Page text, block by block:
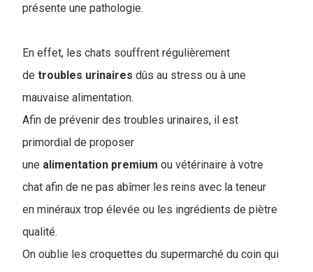
présente une pathologie.
En effet, les chats souffrent régulièrement
de troubles urinaires dûs au stress ou à une
mauvaise alimentation.
Afin de prévenir des troubles urinaires, il est
primordial de proposer
une alimentation premium ou vétérinaire à votre
chat afin de ne pas abîmer les reins avec la teneur
en minéraux trop élevée ou les ingrédients de piètre
qualité.
On oublie les croquettes du supermarché du coin qui